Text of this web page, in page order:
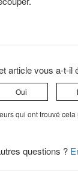
article vous a-t-il
Oui
qui ont trouvé cela
questions ?